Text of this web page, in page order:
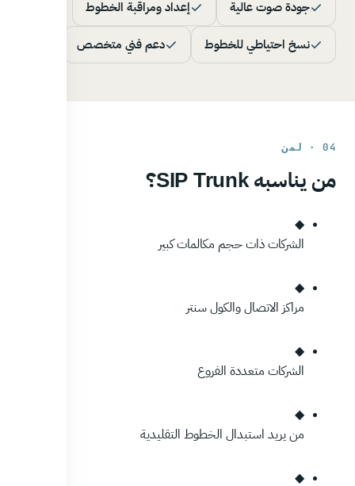
جودة صوت عالية إعداد ومراقبة الخطوط
نسخ احتياطي للخطوط دعم فني متخصص
04 · لمن
من يناسبه SIP Trunk؟
◆
الشركات ذات حجم مكالمات كبير
◆
مراكز الاتصال والكول سنتر
◆
الشركات متعددة الفروع
◆
من يريد استبدال الخطوط التقليدية
◆